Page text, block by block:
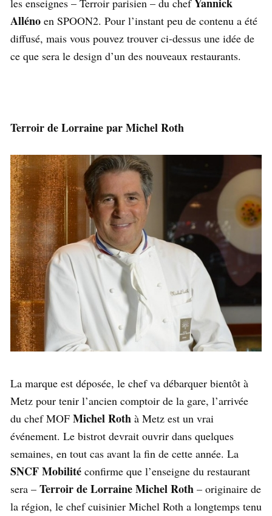
les enseignes – Terroir parisien – du chef
Alléno en SPOON2. Pour l’instant peu de contenu a été
diffusé, mais vous pouvez trouver ci-dessus une idée de
ce que sera le design d’un des nouveaux restaurants.
Terroir de Lorraine par Michel Roth
La marque est déposée, le chef va débarquer bientôt à
Metz pour tenir l’ancien comptoir de la gare, l’arrivée
du chef MOF Michel Roth à Metz est un vrai
événement. Le bistrot devrait ouvrir dans quelques
semaines, en tout cas avant la fin de cette année. La
SNCF Mobilité confirme que l’enseigne du restaurant
sera – Terroir de Lorraine Michel Roth – originaire de
la région, le chef cuisinier Michel Roth a longtemps tenu